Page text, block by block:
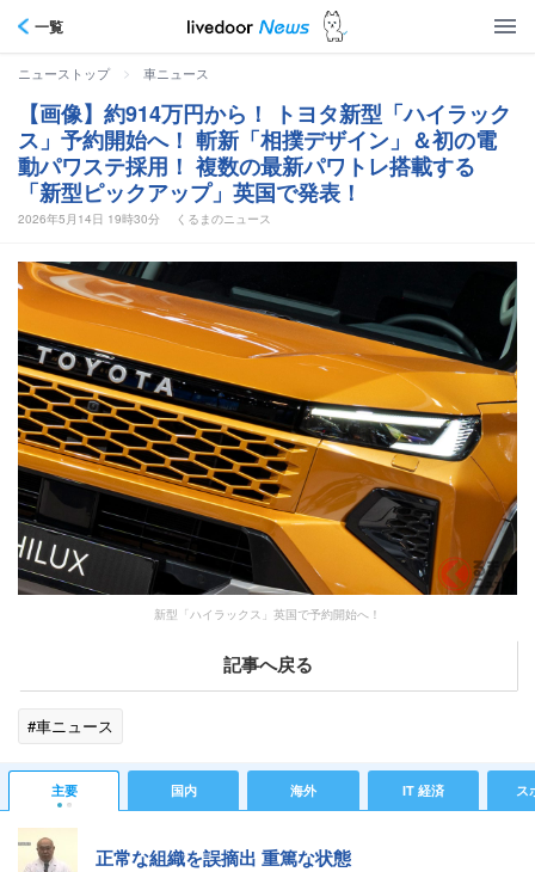
一覧
ニューストップ > 車ニュース
【画像】約914万円から！ トヨタ新型「ハイラック
ス」予約開始へ！ 斬新「相撲デザイン」＆初の電
動パワステ採用！ 複数の最新パワトレ搭載する
「新型ピックアップ」英国で発表！
2026年5月14日 19時30分 くるまのニュース
新型「ハイラックス」英国で予約開始へ！
記事へ戻る
#車ニュース
主要 国内 海外 IT 経済 ス
正常な組織を誤摘出 重篤な状態